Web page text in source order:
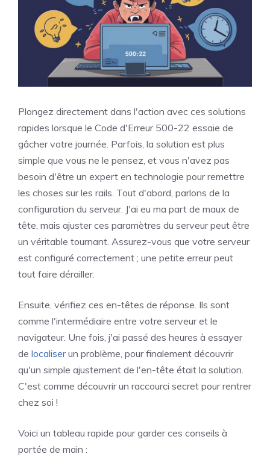
Plongez directement dans l'action avec ces solutions
rapides lorsque le Code d'Erreur 500-22 essaie de
gâcher votre journée. Parfois, la solution est plus
simple que vous ne le pensez, et vous n'avez pas
besoin d'être un expert en technologie pour remettre
les choses sur les rails. Tout d'abord, parlons de la
configuration du serveur. J'ai eu ma part de maux de
tête, mais ajuster ces paramètres du serveur peut être
un véritable tournant. Assurez-vous que votre serveur
est configuré correctement ; une petite erreur peut
tout faire dérailler.
Ensuite, vérifiez ces en-têtes de réponse. Ils sont
comme l'intermédiaire entre votre serveur et le
navigateur. Une fois, j'ai passé des heures à essayer
de localiserun problème, pour finalement découvrir
qu'un simple ajustement de l'en-tête était la solution.
C'est comme découvrir un raccourci secret pour rentrer
chez soi !
Voici un tableau rapide pour garder ces conseils à
portée de main :